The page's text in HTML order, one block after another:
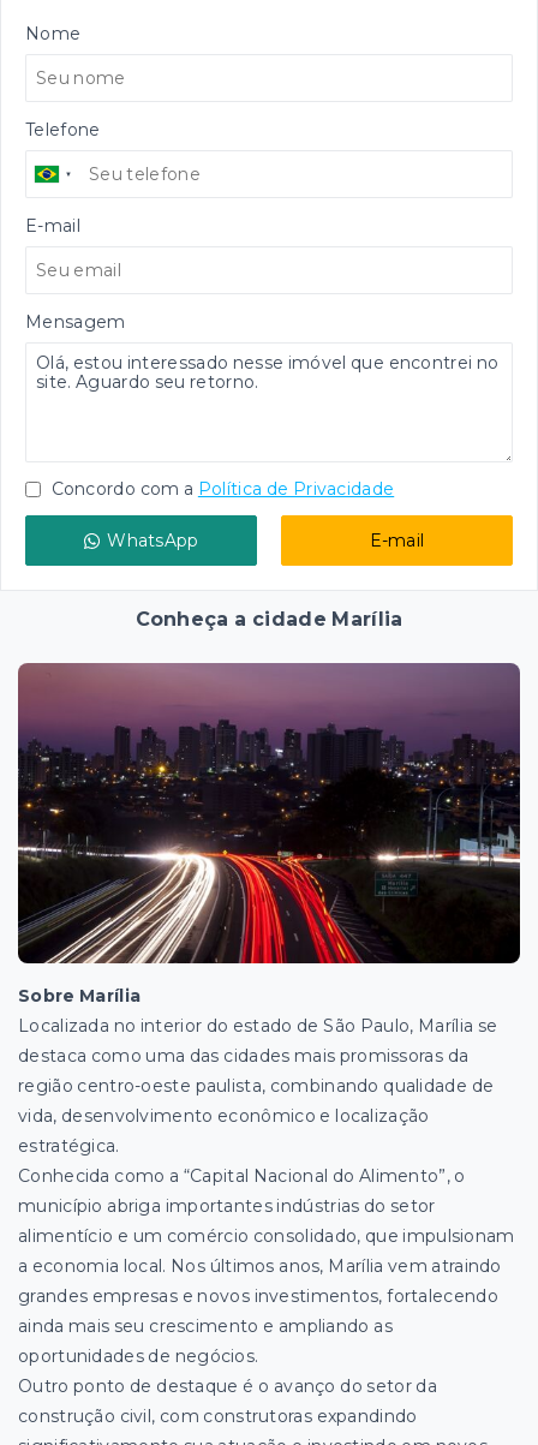
Nome
Telefone
E-mail
Mensagem
Concordo com a Política de Privacidade
WhatsApp E-mail
Conheça a cidade Marília
Sobre Marília
Localizada no interior do estado de São Paulo, Marília se
destaca como uma das cidades mais promissoras da
região centro-oeste paulista, combinando qualidade de
vida, desenvolvimento econômico e localização
estratégica.
Conhecida como a “Capital Nacional do Alimento”, o
município abriga importantes indústrias do setor
alimentício e um comércio consolidado, que impulsionam
a economia local. Nos últimos anos, Marília vem atraindo
grandes empresas e novos investimentos, fortalecendo
ainda mais seu crescimento e ampliando as
oportunidades de negócios.
Outro ponto de destaque é o avanço do setor da
construção civil, com construtoras expandindo